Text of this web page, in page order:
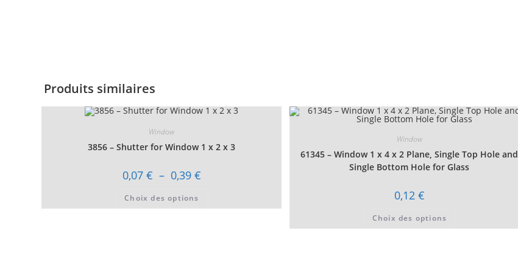
Produits similaires
Window
3856 – Shutter for Window 1 x 2 x 3
0,07 € – 0,39 €Plage
de
à
Choix des options
a
Window
61345 – Window 1 x 4 x 2 Plane, Single Top Hole and
Single Bottom Hole for Glass
0,12 €
Choix des options
a